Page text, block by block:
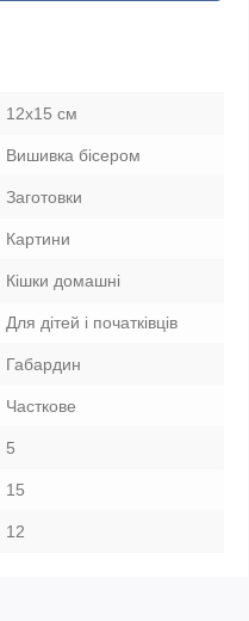
12х15 см
Вишивка бісером
Заготовки
Картини
Кішки домашні
Для дітей і початківців
Габардин
Часткове
5
15
12